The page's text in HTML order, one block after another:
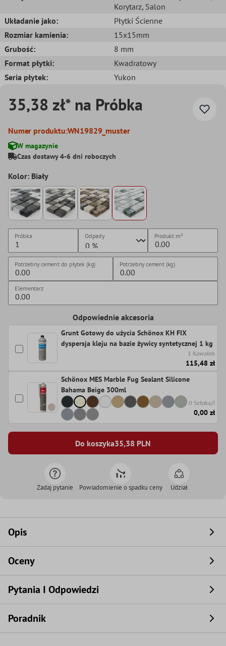
Korytarz, Salon
Układanie jako:
Płytki Ścienne
Rozmiar kamienia:
15x15mm
Grubość:
8 mm
Format płytki:
Kwadratowy
Seria płytek:
Yukon
35,38 zł* na Próbka
Numer produktu:WN19829_muster
W magazynie
Czas dostawy 4-6 dni roboczych
Kolor: Biały
Próbka Odpady Produkt m²
Potrzebny cement do płytek (kg) Potrzebny cement (kg)
Elementarz
Odpowiednie akcesoria
Grunt Gotowy do użycia Schönox KH FIX
dyspersja kleju na bazie żywicy syntetycznej 1 kg
1 Kawałek
115,48 zł
Schönox MES Marble Fug Sealant Silicone
Bahama Beige 300ml
0 Sztuka/i
0,00 zł
Do koszyka35,38 PLN
Zadaj pytanie Powiadomienie o spadku ceny Udział
Opis
Oceny
Pytania I Odpowiedzi
Poradnik